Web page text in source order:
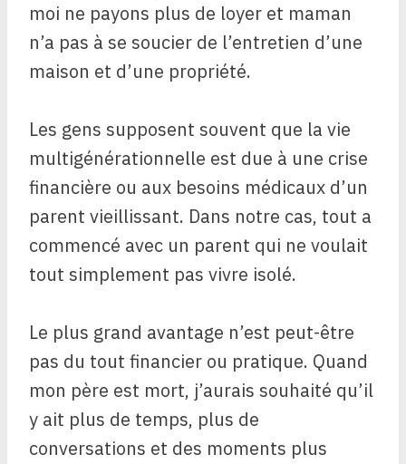
moi ne payons plus de loyer et maman
n’a pas à se soucier de l’entretien d’une
maison et d’une propriété.
Les gens supposent souvent que la vie
multigénérationnelle est due à une crise
financière ou aux besoins médicaux d’un
parent vieillissant. Dans notre cas, tout a
commencé avec un parent qui ne voulait
tout simplement pas vivre isolé.
Le plus grand avantage n’est peut-être
pas du tout financier ou pratique. Quand
mon père est mort, j’aurais souhaité qu’il
y ait plus de temps, plus de
conversations et des moments plus